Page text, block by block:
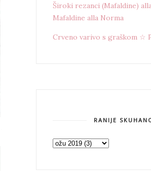
Široki rezanci (Mafaldine)
Mafaldine alla Norma
Crveno varivo s graškom ☆
RANIJE